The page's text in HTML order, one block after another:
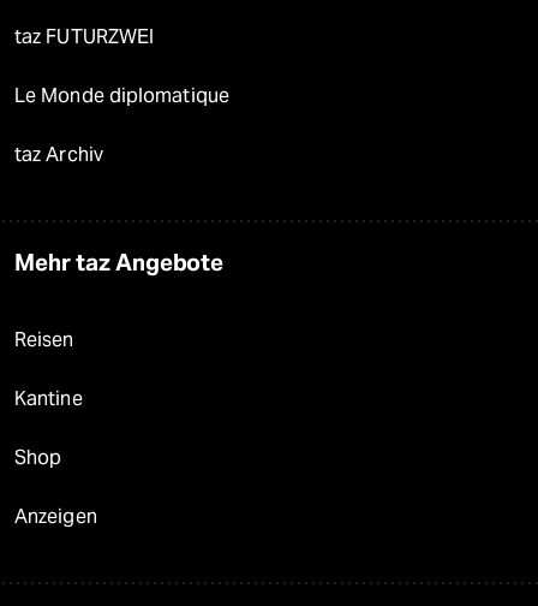
taz FUTURZWEI
Le Monde diplomatique
taz Archiv
Mehr taz Angebote
Reisen
Kantine
Shop
Anzeigen